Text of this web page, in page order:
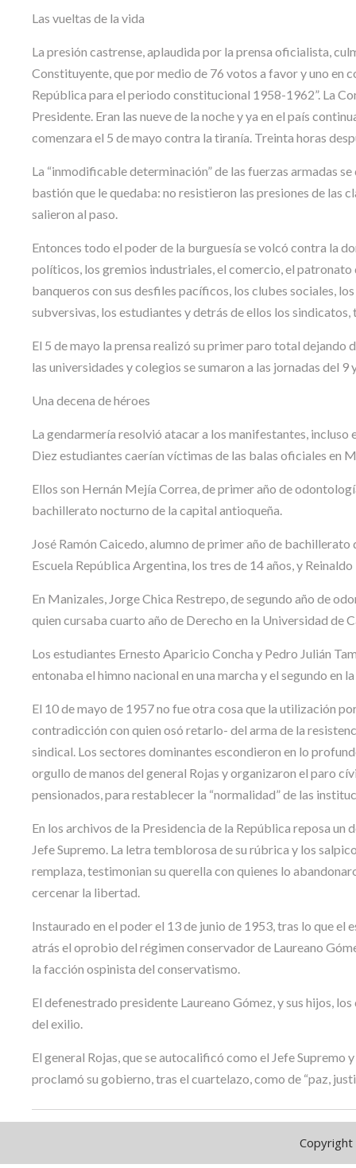
Las vueltas de la vida
La presión castrense, aplaudida por la prensa oficialista,
Constituyente, que por medio de 76 votos a favor y uno en
República para el periodo constitucional 1958-1962”. La
Presidente. Eran las nueve de la noche y ya en el país
comenzara el 5 de mayo contra la tiranía. Treinta horas
La “inmodificable determinación” de las fuerzas armadas
bastión que le quedaba: no resistieron las presiones de las
salieron al paso.
Entonces todo el poder de la burguesía se volcó contra la
políticos, los gremios industriales, el comercio, el patronato
banqueros con sus desfiles pacíficos, los clubes sociales,
subversivas, los estudiantes y detrás de ellos los
El 5 de mayo la prensa realizó su primer paro total
las universidades y colegios se sumaron a las jornadas del
Una decena de héroes
La gendarmería resolvió atacar a los manifestantes,
Diez estudiantes caerían víctimas de las balas oficiales en
Ellos son Hernán Mejía Correa, de primer año de
bachillerato nocturno de la capital antioqueña.
José Ramón Caicedo, alumno de primer año de
Escuela República Argentina, los tres de 14 años, y
En Manizales, Jorge Chica Restrepo, de segundo año de
quien cursaba cuarto año de Derecho en la Universidad de
Los estudiantes Ernesto Aparicio Concha y Pedro Julián
entonaba el himno nacional en una marcha y el segundo en
El 10 de mayo de 1957 no fue otra cosa que la utilización
contradicción con quien osó retarlo- del arma de la
sindical. Los sectores dominantes escondieron en lo
orgullo de manos del general Rojas y organizaron el paro
pensionados, para restablecer la “normalidad” de las
En los archivos de la Presidencia de la República reposa
Jefe Supremo. La letra temblorosa de su rúbrica y los
remplaza, testimonian su querella con quienes lo
cercenar la libertad.
Instaurado en el poder el 13 de junio de 1953, tras lo que
atrás el oprobio del régimen conservador de Laureano
la facción ospinista del conservatismo.
El defenestrado presidente Laureano Gómez, y sus hijos,
del exilio.
El general Rojas, que se autocalificó como el Jefe
proclamó su gobierno, tras el cuartelazo, como de “paz,
Copyright